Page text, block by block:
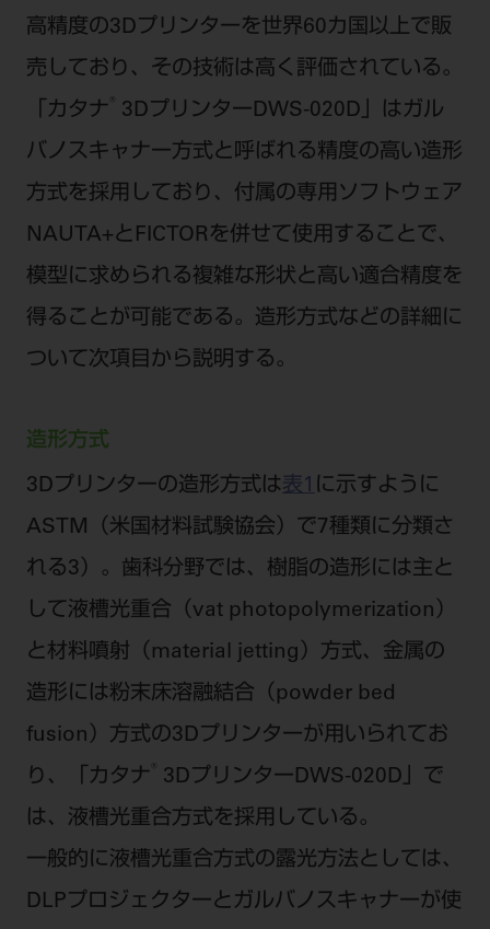
高精度の3Dプリンターを世界60カ国以上で販
売しており、その技術は高く評価されている。
「カタナ
3DプリンターDWS-020D」はガル
バノスキャナー方式と呼ばれる精度の高い造形
方式を採用しており、付属の専用ソフトウェア
NAUTA+とFICTORを併せて使用することで、
模型に求められる複雑な形状と高い適合精度を
得ることが可能である。造形方式などの詳細に
ついて次項目から説明する。
造形方式
3Dプリンターの造形方式は表1 に示すように
ASTM（米国材料試験協会）で7種類に分類さ
れる3）。歯科分野では、樹脂の造形には主と
して液槽光重合（vat photopolymerization）
と材料噴射（material jetting）方式、金属の
造形には粉末床溶融結合（powder bed
fusion）方式の3Dプリンターが用いられてお
り、「カタナ
3DプリンターDWS-020D」で
は、液槽光重合方式を採用している。
一般的に液槽光重合方式の露光方法としては、
DLPプロジェクターとガルバノスキャナーが使